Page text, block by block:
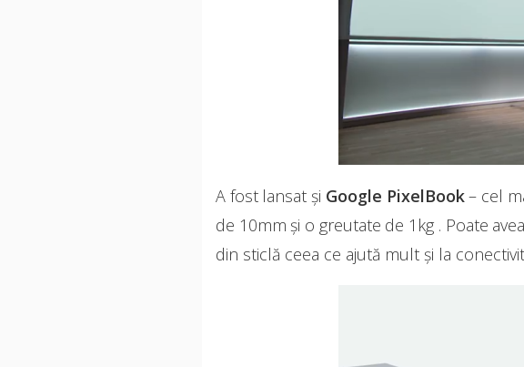
A fost lansat și Google PixelBook– cel
de 10mm și o greutate de 1kg . Poate
din sticlă ceea ce ajută mult și la